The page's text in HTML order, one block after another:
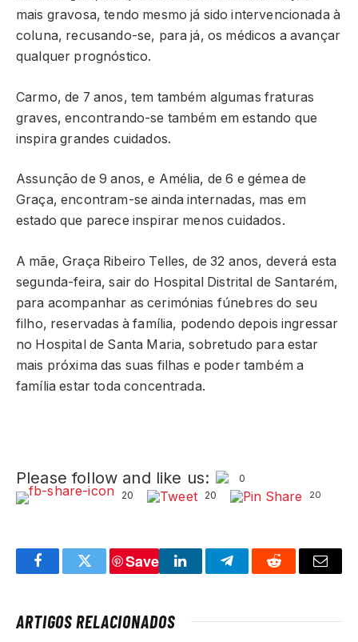
mais gravosa, tendo mesmo já sido intervencionada à
coluna, recusando-se, para já, os médicos a avançar
qualquer prognóstico.
Carmo, de 7 anos, tem também algumas fraturas
graves, encontrando-se também em estando que
inspira grandes cuidados.
Assunção de 9 anos, e Amélia, de 6 e gémea de
Graça, encontram-se ainda internadas, mas em
estado que parece inspirar menos cuidados.
A mãe, Graça Ribeiro Telles, de 32 anos, deverá esta
segunda-feira, sair do Hospital Distrital de Santarém,
para acompanhar as cerimónias fúnebres do seu
filho, reservadas à família, podendo depois ingressar
no Hospital de Santa Maria, sobretudo para estar
mais próxima das suas filhas e poder também a
família estar toda concentrada.
Please follow and like us:
0
20
20 20
FacebookTwitter
Save
LinkedInTelegramReddit Email
ARTIGOS RELACIONADOS